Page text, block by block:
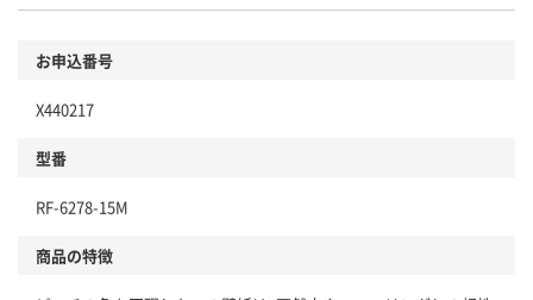
お申込番号
X440217
型番
RF-6278-15M
商品の特徴